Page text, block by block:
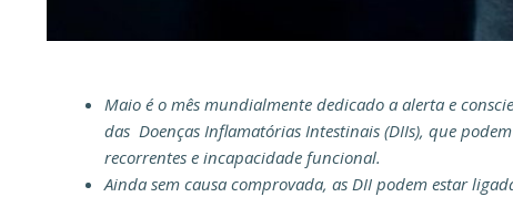
Maio é o mês mundialmente dedicado a alerta e
das Doenças Inflamatórias Intestinais (DIIs), que
recorrentes e incapacidade funcional.
Ainda sem causa comprovada, as DII podem estar